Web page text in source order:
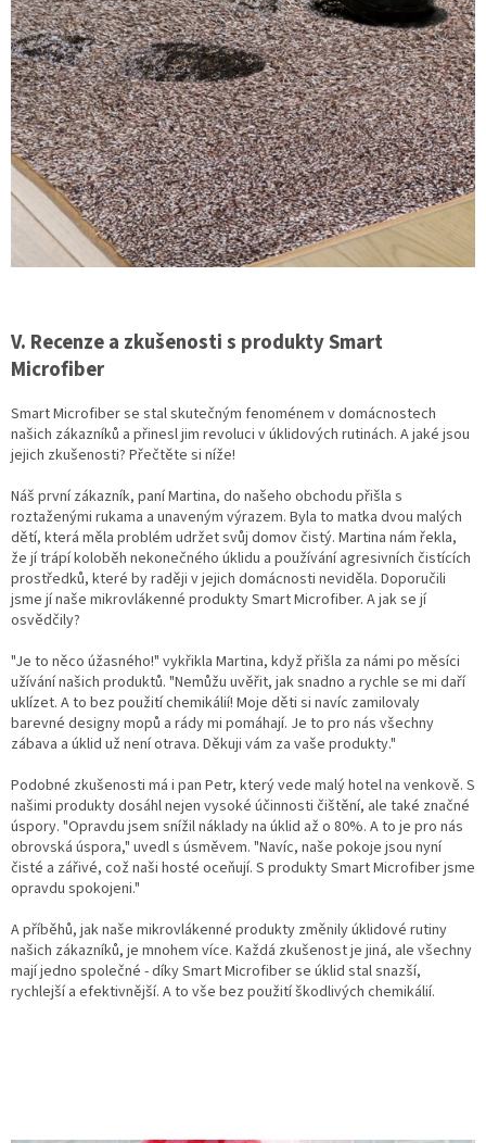
V. Recenze a zkušenosti s produkty Smart
Microfiber
Smart Microfiber se stal skutečným fenoménem v domácnostech
našich zákazníků a přinesl jim revoluci v úklidových rutinách. A jaké jsou
jejich zkušenosti? Přečtěte si níže!
Náš první zákazník, paní Martina, do našeho obchodu přišla s
roztaženými rukama a unaveným výrazem. Byla to matka dvou malých
dětí, která měla problém udržet svůj domov čistý. Martina nám řekla,
že jí trápí koloběh nekonečného úklidu a používání agresivních čistících
prostředků, které by raději v jejich domácnosti neviděla. Doporučili
jsme jí naše mikrovlákenné produkty Smart Microfiber. A jak se jí
osvědčily?
"Je to něco úžasného!" vykřikla Martina, když přišla za námi po měsíci
užívání našich produktů. "Nemůžu uvěřit, jak snadno a rychle se mi daří
uklízet. A to bez použití chemikálií! Moje děti si navíc zamilovaly
barevné designy mopů a rády mi pomáhají. Je to pro nás všechny
zábava a úklid už není otrava. Děkuji vám za vaše produkty."
Podobné zkušenosti má i pan Petr, který vede malý hotel na venkově. S
našimi produkty dosáhl nejen vysoké účinnosti čištění, ale také značné
úspory. "Opravdu jsem snížil náklady na úklid až o 80%. A to je pro nás
obrovská úspora," uvedl s úsměvem. "Navíc, naše pokoje jsou nyní
čisté a zářivé, což naši hosté oceňují. S produkty Smart Microfiber jsme
opravdu spokojeni."
A příběhů, jak naše mikrovlákenné produkty změnily úklidové rutiny
našich zákazníků, je mnohem více. Každá zkušenost je jiná, ale všechny
mají jedno společné - díky Smart Microfiber se úklid stal snazší,
rychlejší a efektivnější. A to vše bez použití škodlivých chemikálií.